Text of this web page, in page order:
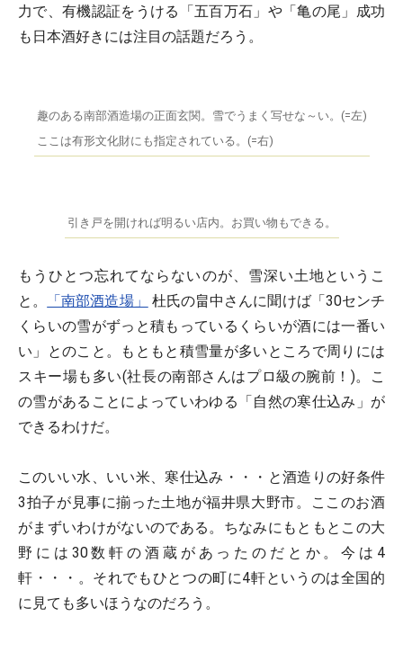
力で、有機認証をうける「五百万石」や「亀の尾」成功
も日本酒好きには注目の話題だろう。
趣のある南部酒造場の正面玄関。雪でうまく写せな～い。(=左)
ここは有形文化財にも指定されている。(=右)
引き戸を開ければ明るい店内。お買い物もできる。
もうひとつ忘れてならないのが、雪深い土地というこ
と。
「南部酒造場」
杜氏の畠中さんに聞けば「30センチ
くらいの雪がずっと積もっているくらいが酒には一番い
い」とのこと。もともと積雪量が多いところで周りには
スキー場も多い(社長の南部さんはプロ級の腕前！)。こ
の雪があることによっていわゆる「自然の寒仕込み」が
できるわけだ。
このいい水、いい米、寒仕込み・・・と酒造りの好条件
3拍子が見事に揃った土地が福井県大野市。ここのお酒
がまずいわけがないのである。ちなみにもともとこの大
野には30数軒の酒蔵があったのだとか。今は4
軒・・・。それでもひとつの町に4軒というのは全国的
に見ても多いほうなのだろう。